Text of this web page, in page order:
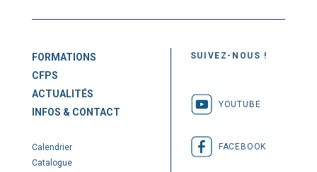
FORMATIONS
CFPS
ACTUALITÉS
INFOS & CONTACT
Calendrier
Catalogue
SUIVEZ-NOUS !
YOUTUBE
FACEBOOK